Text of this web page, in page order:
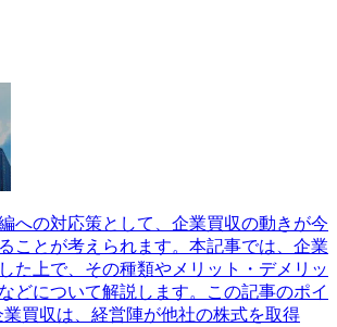
への対応策として、企業買収の動きが今
ことが考えられます。本記事では、企業
た上で、その種類やメリット・デメリッ
どについて解説します。この記事のポイ
買収は、経営陣が他社の株式を取得